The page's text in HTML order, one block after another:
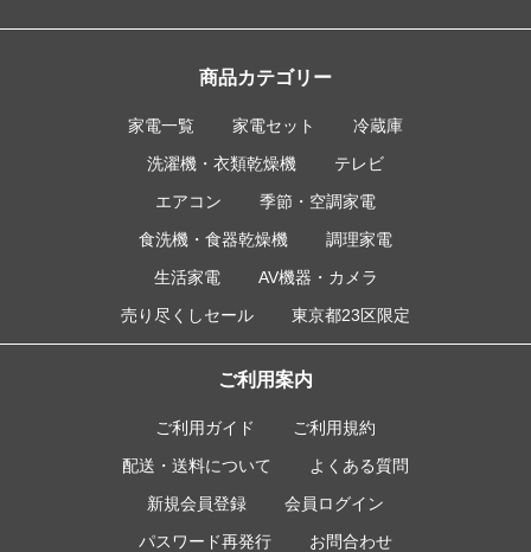
商品カテゴリー
家電一覧 家電セット
冷蔵庫
洗濯機・衣類乾燥機
テレビ
エアコン
季節・空調家電
食洗機・食器乾燥機
調理家電
生活家電
AV機器・カメラ
売り尽くしセール
東京都23区限定
ご利用案内
ご利用ガイド
ご利用規約
配送・送料について
よくある質問
新規会員登録
会員ログイン
パスワード再発行
お問合わせ